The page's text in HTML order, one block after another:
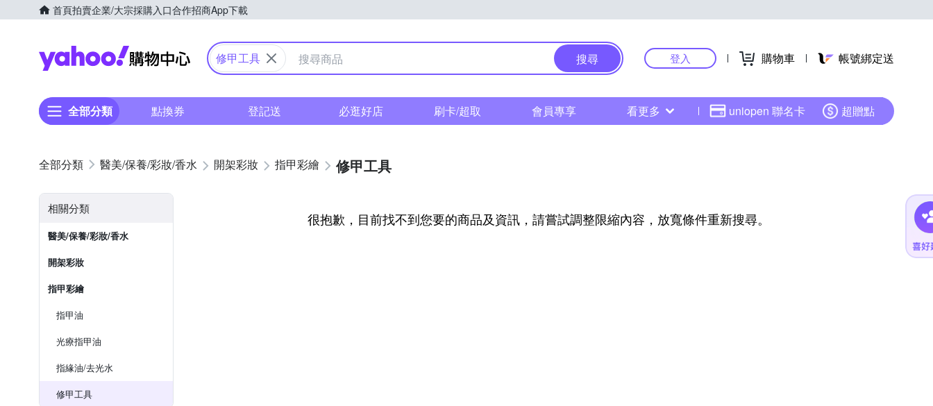
首頁拍賣企業/大宗採購入口合作招商App下載
Yahoo購物中心
修甲工具 搜尋 登入 購物車 帳號綁定送
全部分類 點換券 登記送 必逛好店 刷卡/超取 會員專享 看更多 uniopen 聯名卡 超贈點
醫美/保養/彩妝/香水 開架彩妝 指甲彩繪 修甲工具
相關分類
醫美/保養/彩妝/香水
開架彩妝
指甲彩繪
指甲油
光療指甲油
指緣油/去光水
修甲工具
很抱歉，目前找不到您要的商品及資訊，請嘗試調整限縮內容，放寬條件重新搜尋。